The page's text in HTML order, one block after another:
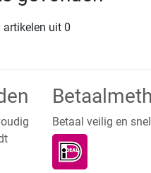
artikelen uit 0
Betaal veilig en